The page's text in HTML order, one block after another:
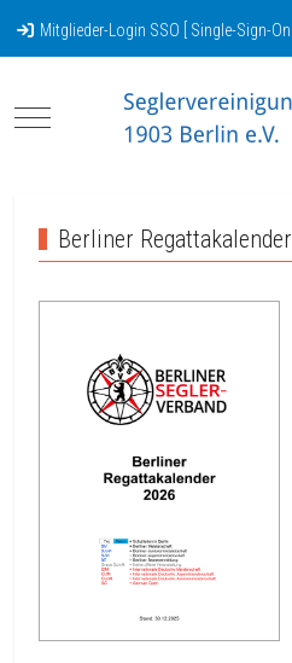
Mitglieder-Login SSO [ Single-Sign-On ]
Mobile Menu Toggle
Berliner Regattakalender